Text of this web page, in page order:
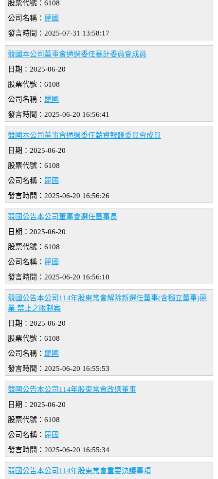
股票代號：6108
公司名稱： 競國
發言時間：2025-07-31 13:58:17
競國本公司董事會通過委任審計委員會成員
日期：2025-06-20
股票代號：6108
公司名稱： 競國
發言時間：2025-06-20 16:56:41
競國本公司董事會通過委任薪資報酬委員會成員
日期：2025-06-20
股票代號：6108
公司名稱： 競國
發言時間：2025-06-20 16:56:26
競國公告本公司董事會選任董事長
日期：2025-06-20
股票代號：6108
公司名稱： 競國
發言時間：2025-06-20 16:56:10
競國公告本公司114年股東常會解除新選任董事(含獨立董事)競
業 禁止之限制案
日期：2025-06-20
股票代號：6108
公司名稱： 競國
發言時間：2025-06-20 16:55:53
競國公告本公司114年股東常會改選董事
日期：2025-06-20
股票代號：6108
公司名稱： 競國
發言時間：2025-06-20 16:55:34
競國公告本公司114年股東常會重要決議事項